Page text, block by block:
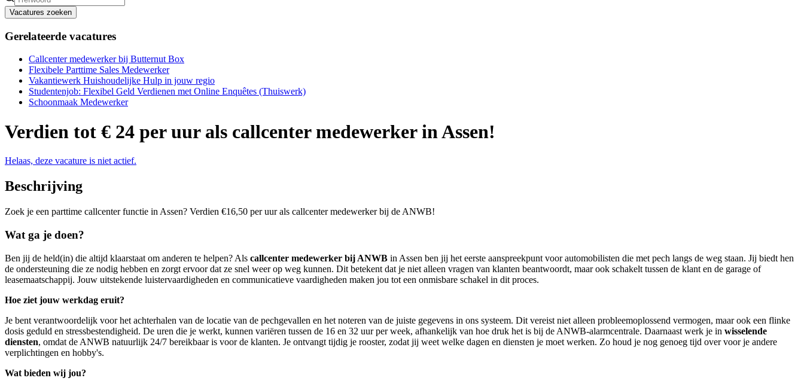
Vacatures zoeken
Gerelateerde vacatures
Callcenter medewerker bij Butternut Box
Flexibele Parttime Sales Medewerker
Vakantiewerk Huishoudelijke Hulp in jouw regio
Studentenjob: Flexibel Geld Verdienen met Online Enquêtes (Thuiswerk)
Schoonmaak Medewerker
Verdien tot € 24 per uur als callcenter medewerker in Assen!
Helaas, deze vacature is niet actief.
Beschrijving
Zoek je een parttime callcenter functie in Assen? Verdien €16,50 per uur als callcenter medewerker bij de ANWB!
Wat ga je doen?
Ben jij de held(in) die altijd klaarstaat om anderen te helpen? Als callcenter medewerker bij ANWB in Assen ben jij het eerste aanspreekpunt voor automobilisten die met pech langs de weg staan. Jij biedt hen
de ondersteuning die ze nodig hebben en zorgt ervoor dat ze snel weer op weg kunnen. Dit betekent dat je niet alleen vragen van klanten beantwoordt, maar ook schakelt tussen de klant en de garage of
leasemaatschappij. Jouw uitstekende luistervaardigheden en communicatieve vaardigheden maken jou tot een onmisbare schakel in dit proces.
Hoe ziet jouw werkdag eruit?
Je bent verantwoordelijk voor het achterhalen van de locatie van de pechgevallen en het noteren van de juiste gegevens in ons systeem. Dit vereist niet alleen probleemoplossend vermogen, maar ook een flinke
dosis geduld en stressbestendigheid. De uren die je werkt, kunnen variëren tussen de 16 en 32 uur per week, afhankelijk van hoe druk het is bij de ANWB-alarmcentrale. Daarnaast werk je in wisselende
diensten, omdat de ANWB natuurlijk 24/7 bereikbaar is voor de klanten. Je ontvangt tijdig je rooster, zodat jij weet welke dagen en diensten je moet werken. Zo houd je nog genoeg tijd over voor je andere
verplichtingen en hobby's.
Wat bieden wij jou?